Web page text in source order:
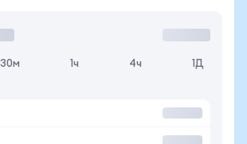
30м 1ч 4ч 1Д